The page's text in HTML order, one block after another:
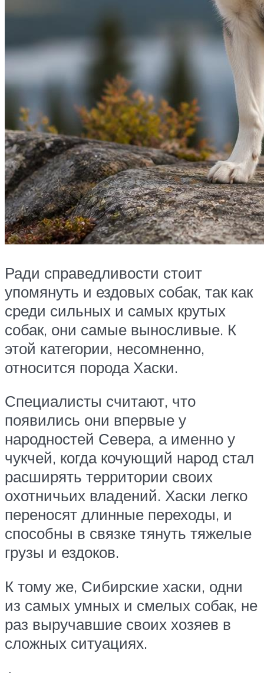
Ради справедливости стоит
упомянуть и ездовых собак, так как
среди сильных и самых крутых
собак, они самые выносливые. К
этой категории, несомненно,
относится порода Хаски.
Специалисты считают, что
появились они впервые у
народностей Севера, а именно у
чукчей, когда кочующий народ стал
расширять территории своих
охотничьих владений. Хаски легко
переносят длинные переходы, и
способны в связке тянуть тяжелые
грузы и ездоков.
К тому же, Сибирские хаски, одни
из самых умных и смелых собак, не
раз выручавшие своих хозяев в
сложных ситуациях.